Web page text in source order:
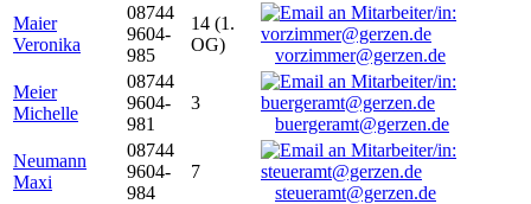
Maier
Veronika
08744
9604-
985
14 (1.
OG)
vorzimmer@gerzen.de
Meier
Michelle
08744
9604-
981
3
buergeramt@gerzen.de
Neumann
Maxi
08744
9604-
984
7
steueramt@gerzen.de